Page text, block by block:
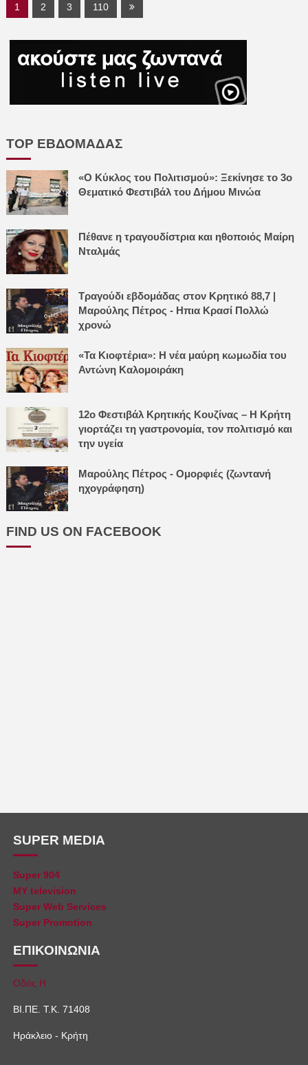
1 2 3 110
TOP ΕΒΔΟΜΑΔΑΣ
«Ο Κύκλος του Πολιτισμού»: Ξεκίνησε το 3ο
Θεματικό Φεστιβάλ του Δήμου Μινώα
Πέθανε η τραγουδίστρια και ηθοποιός Μαίρη
Νταλμάς
Τραγούδι εβδομάδας στον Κρητικό 88,7 |
Μαρούλης Πέτρος - Ηπια Κρασί Πολλώ
χρονώ
«Τα Κιοφτέρια»: Η νέα μαύρη κωμωδία του
Αντώνη Καλομοιράκη
12ο Φεστιβάλ Κρητικής Κουζίνας – Η Κρήτη
γιορτάζει τη γαστρονομία, τον πολιτισμό και
την υγεία
Μαρούλης Πέτρος - Ομορφιές (ζωντανή
ηχογράφηση)
FIND US ON FACEBOOK
SUPER MEDIA
Super 904
MY television
Super Web Services
Super Promotion
ΕΠΙΚΟΙΝΩΝΙΑ
Οδός Η
ΒΙ.ΠΕ. Τ.Κ. 71408
Ηράκλειο - Κρήτη